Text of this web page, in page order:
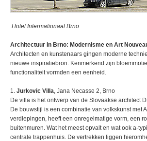
Hotel Intermationaal Brno
Architectuur in Brno: Modernisme en Art
Architecten en kunstenaars gingen moderne
nieuwe inspiratiebron. Kenmerkend zijn
functionaliteit vormden een eenheid.
1. Jurkovic Villa, Jana Necasse 2, Brno
De villa is het ontwerp van de Slovaakse architect
De bouwstijl is een combinatie van volkskunst met
verdiepingen, heeft een onregelmatige vorm, een
buitenmuren. Wat het meest opvalt en wat ook a-
centrale trappenhuis. De vertrekken liggen